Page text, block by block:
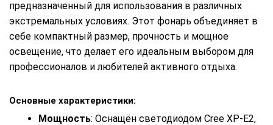
предназначенный для использования в различных
экстремальных условиях. Этот фонарь объединяет в
себе компактный размер, прочность и мощное
освещение, что делает его идеальным выбором для
профессионалов и любителей активного отдыха.
Основные характеристики:
Мощность: Оснащён светодиодом Cree XP-E2,